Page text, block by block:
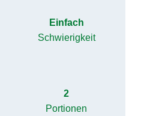
Einfach
Schwierigkeit
2
Portionen